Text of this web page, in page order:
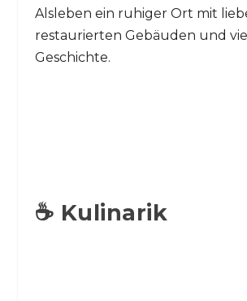
Alsleben ein ruhiger Ort mit
restaurierten Gebäuden und viel
Geschichte.
☕ Kulinarik